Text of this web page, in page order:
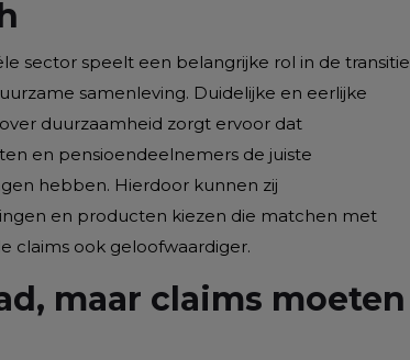
sector speelt een belangrijke rol in de transitie
samenleving. Duidelijke en eerlijke
duurzaamheid zorgt ervoor dat
en pensioendeelnemers de juiste
hebben. Hierdoor kunnen zij
en producten kiezen die matchen met
claims ook geloofwaardiger.
maar claims moeten